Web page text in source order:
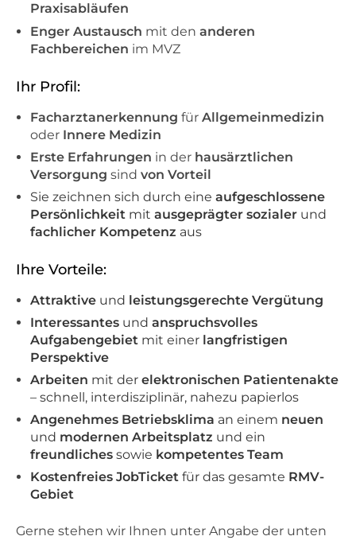
Praxisabläufen
Enger Austausch mit den anderen
Fachbereichen im MVZ
Ihr Profil:
Facharztanerkennung für Allgemeinmedizin
oder Innere Medizin
Erste Erfahrungen in der hausärztlichen
Versorgung sind von Vorteil
Sie zeichnen sich durch eine aufgeschlossene
Persönlichkeit mit ausgeprägter sozialer und
fachlicher Kompetenz aus
Ihre Vorteile:
Attraktive und leistungsgerechte Vergütung
Interessantes und anspruchsvolles
Aufgabengebiet mit einer langfristigen
Perspektive
Arbeiten mit der elektronischen Patientenakte
– schnell, interdisziplinär, nahezu papierlos
Angenehmes Betriebsklima an einem neuen
und modernen Arbeitsplatz und ein
freundliches sowie kompetentes Team
Kostenfreies JobTicket für das gesamte RMV-
Gebiet
Gerne stehen wir Ihnen unter Angabe der unten